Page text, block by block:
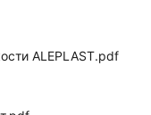
ALEPLAST.pdf